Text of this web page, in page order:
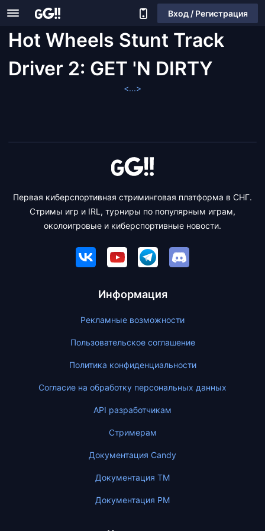
Вход / Регистрация
Hot Wheels Stunt Track
Driver 2: GET 'N DIRTY
<...>
Первая киберспортивная стриминговая платформа в СНГ.
Стримы игр и IRL, турниры по популярным играм,
околоигровые и киберспортивные новости.
Информация
Рекламные возможности
Пользовательское соглашение
Политика конфиденциальности
Согласие на обработку персональных данных
API разработчикам
Стримерам
Документация Candy
Документация ТМ
Документация PM